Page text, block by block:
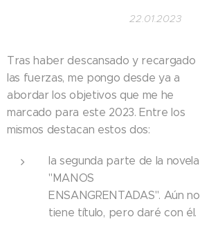
22.01.2023
Tras haber descansado y recargado
las fuerzas, me pongo desde ya a
abordar los objetivos que me he
marcado para este 2023. Entre los
mismos destacan estos dos:
la segunda parte de la novela
"MANOS
ENSANGRENTADAS". Aún no
tiene título, pero daré con él.